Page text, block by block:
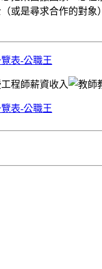
或是尋求合作的對象
表-公職王
表-公職王